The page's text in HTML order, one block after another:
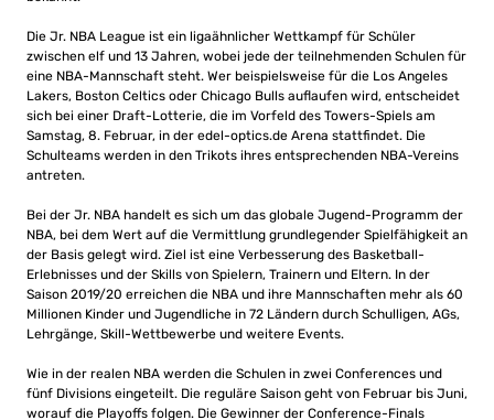
Die Jr. NBA League ist ein ligaähnlicher Wettkampf für Schüler
zwischen elf und 13 Jahren, wobei jede der teilnehmenden Schulen für
eine NBA-Mannschaft steht. Wer beispielsweise für die Los Angeles
Lakers, Boston Celtics oder Chicago Bulls auflaufen wird, entscheidet
sich bei einer Draft-Lotterie, die im Vorfeld des Towers-Spiels am
Samstag, 8. Februar, in der edel-optics.de Arena stattfindet. Die
Schulteams werden in den Trikots ihres entsprechenden NBA-Vereins
antreten.
Bei der Jr. NBA handelt es sich um das globale Jugend-Programm der
NBA, bei dem Wert auf die Vermittlung grundlegender Spielfähigkeit an
der Basis gelegt wird. Ziel ist eine Verbesserung des Basketball-
Erlebnisses und der Skills von Spielern, Trainern und Eltern. In der
Saison 2019/20 erreichen die NBA und ihre Mannschaften mehr als 60
Millionen Kinder und Jugendliche in 72 Ländern durch Schulligen, AGs,
Lehrgänge, Skill-Wettbewerbe und weitere Events.
Wie in der realen NBA werden die Schulen in zwei Conferences und
fünf Divisions eingeteilt. Die reguläre Saison geht von Februar bis Juni,
worauf die Playoffs folgen. Die Gewinner der Conference-Finals